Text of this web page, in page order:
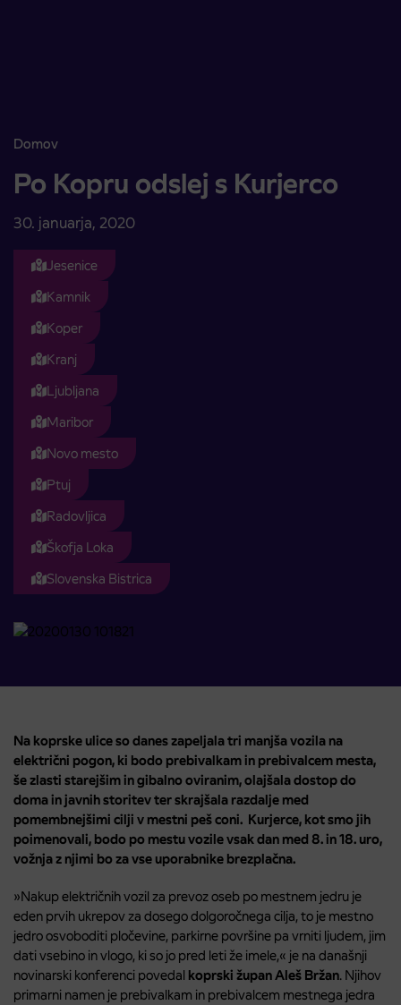
Domov
Po Kopru odslej s Kurjerco
Po Kopru odslej s Kurjerco
30. januarja, 2020
Jesenice
Kamnik
Koper
Kranj
Ljubljana
Maribor
Novo mesto
Ptuj
Radovljica
Škofja Loka
Slovenska Bistrica
Na koprske ulice so danes zapeljala tri manjša vozila na
električni pogon, ki bodo prebivalkam in prebivalcem mesta,
še zlasti starejšim in gibalno oviranim, olajšala dostop do
doma in javnih storitev ter skrajšala razdalje med
pomembnejšimi cilji v mestni peš coni. Kurjerce, kot smo jih
poimenovali, bodo po mestu vozile vsak dan med 8. in 18. uro,
vožnja z njimi bo za vse uporabnike brezplačna.
»Nakup električnih vozil za prevoz oseb po mestnem jedru je
eden prvih ukrepov za dosego dolgoročnega cilja, to je mestno
jedro osvoboditi pločevine, parkirne površine pa vrniti ljudem, jim
dati vsebino in vlogo, ki so jo pred leti že imele,« je na današnji
novinarski konferenci povedal koprski župan Aleš Bržan. Njihov
primarni namen je prebivalkam in prebivalcem mestnega jedra